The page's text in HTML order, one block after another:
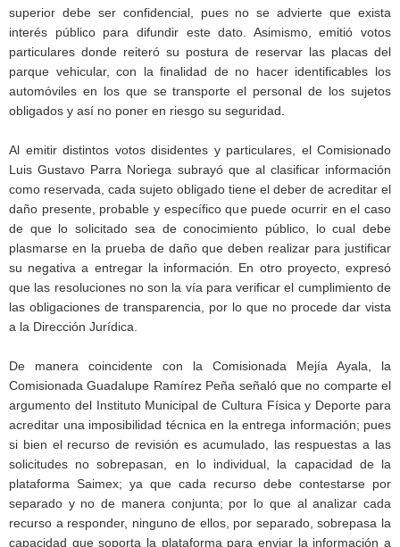
superior debe ser confidencial, pues no se advierte que exista
interés público para difundir este dato. Asimismo, emitió votos
particulares donde reiteró su postura de reservar las placas del
parque vehicular, con la finalidad de no hacer identificables los
automóviles en los que se transporte el personal de los sujetos
obligados y así no poner en riesgo su seguridad.
Al emitir distintos votos disidentes y particulares, el Comisionado
Luis Gustavo Parra Noriega subrayó que al clasificar información
como reservada, cada sujeto obligado tiene el deber de acreditar el
daño presente, probable y específico que puede ocurrir en el caso
de que lo solicitado sea de conocimiento público, lo cual debe
plasmarse en la prueba de daño que deben realizar para justificar
su negativa a entregar la información. En otro proyecto, expresó
que las resoluciones no son la vía para verificar el cumplimiento de
las obligaciones de transparencia, por lo que no procede dar vista
a la Dirección Jurídica.
De manera coincidente con la Comisionada Mejía Ayala, la
Comisionada Guadalupe Ramírez Peña señaló que no comparte el
argumento del Instituto Municipal de Cultura Física y Deporte para
acreditar una imposibilidad técnica en la entrega información; pues
si bien el recurso de revisión es acumulado, las respuestas a las
solicitudes no sobrepasan, en lo individual, la capacidad de la
plataforma Saimex; ya que cada recurso debe contestarse por
separado y no de manera conjunta; por lo que al analizar cada
recurso a responder, ninguno de ellos, por separado, sobrepasa la
capacidad que soporta la plataforma para enviar la información a